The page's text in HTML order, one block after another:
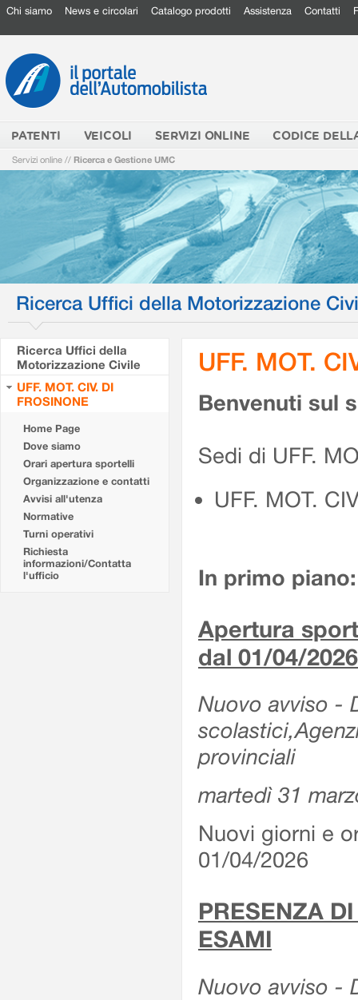
Chi siamo News e circolari Catalogo prodotti Assistenza Contatti
PATENTI VEICOLI SERVIZI ONLINE CODICE
Servizi online // Ricerca e Gestione UMC
Ricerca Uffici della Motorizzazione
Ricerca Uffici della
Motorizzazione Civile
UFF. MOT. CIV. DI
FROSINONE
Home Page
Dove siamo
Orari apertura sportelli
Organizzazione e contatti
Avvisi all'utenza
Normative
Turni operativi
Richiesta
informazioni/Contatta
l'ufficio
UFF. MOT.
Benvenuti sul
Sedi di UFF.
UFF. MOT.
In primo piano:
Apertura
dal 01/04/2026
Nuovo avviso -
provinciali
martedì 31
Nuovi giorni e
01/04/2026
PRESENZA
ESAMI
Nuovo avviso -